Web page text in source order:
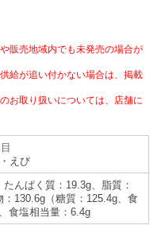
販売地域内でも未発売の場合が
給が追い付かない場合は、掲載
お取り扱いについては、店舗に
えび
んぱく質：19.3g、脂質：
：130.6g（糖質：125.4g、食
食塩相当量：6.4g